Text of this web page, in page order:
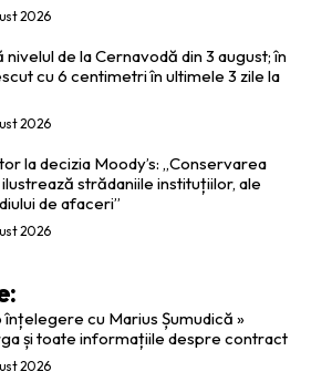
2026
de la Cernavodă din 3 august; în
cu 6 centimetri în ultimele 3 zile la
2026
la decizia Moody’s: „Conservarea
strădaniile instituțiilor, ale
de afaceri”
2026
înțelegere cu Marius Șumudică »
și toate informațiile despre contract
2026